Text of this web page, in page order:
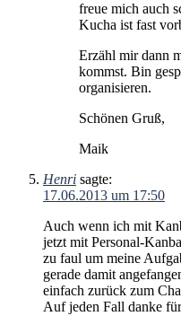
freue mich auch
Kucha ist fast
Erzähl mir dann
kommst. Bin
organisieren.
Schönen Gruß,
Maik
Henri sagte:
17.06.2013 um 17:50
Auch wenn ich mit
jetzt mit Personal-
zu faul um meine
gerade damit
einfach zurück zum
Auf jeden Fall danke